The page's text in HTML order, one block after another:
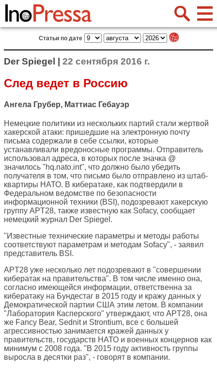
Статьи по дате
Der Spiegel | 22 сентября 2016 г.
След ведет в Россию
Ангела Грубер, Маттиас Гебауэр
Немецкие политики из нескольких партий стали жертвой
хакерской атаки: пришедшие на электронную почту
письма содержали в себе ссылки, которые
устанавливали вредоносные программы. Отправитель
использовал адреса, в которых после значка @
значилось "hq.nato.int", что должно было убедить
получателя в том, что письмо было отправлено из штаб-
квартиры НАТО. В кибератаке, как подтвердили в
Федеральном ведомстве по безопасности
информационной техники (BSI), подозревают хакерскую
группу APT28, также известную как Sofacy, сообщает
немецкий журнал Der Spiegel .
"Известные технические параметры и методы работы
соответствуют параметрам и методам Sofacy", - заявил
представитель BSI.
APT28 уже несколько лет подозревают в "совершении
кибератак на правительства". В том числе именно она,
согласно имеющейся информации, ответственна за
кибератаку на Бундестаг в 2015 году и кражу данных у
Демократической партии США этим летом. В компании
"Лаборатория Касперского" утверждают, что APT28, она
же Fancy Bear, Sednit и Strontium, все с большей
агрессивностью занимается кражей данных у
правительств, государств НАТО и военных концернов как
минимум с 2008 года. "В 2015 году активность группы
выросла в десятки раз", - говорят в компании.